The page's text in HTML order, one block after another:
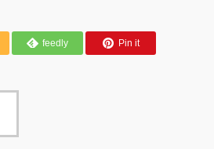
feedly Pin it